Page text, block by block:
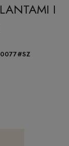
I
0077#SZ